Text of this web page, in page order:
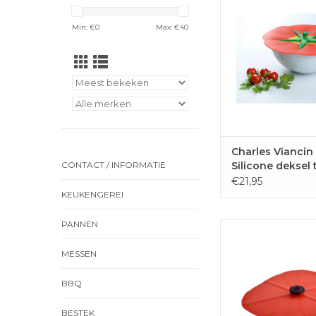
Min: €0 Max: €40
CONTACT / INFORMATIE
KEUKENGEREI
PANNEN
MESSEN
BBQ
BESTEK
TOEVOEGEN
Charles Viancin
Silicone deksel
"TOMATO"
€21,95